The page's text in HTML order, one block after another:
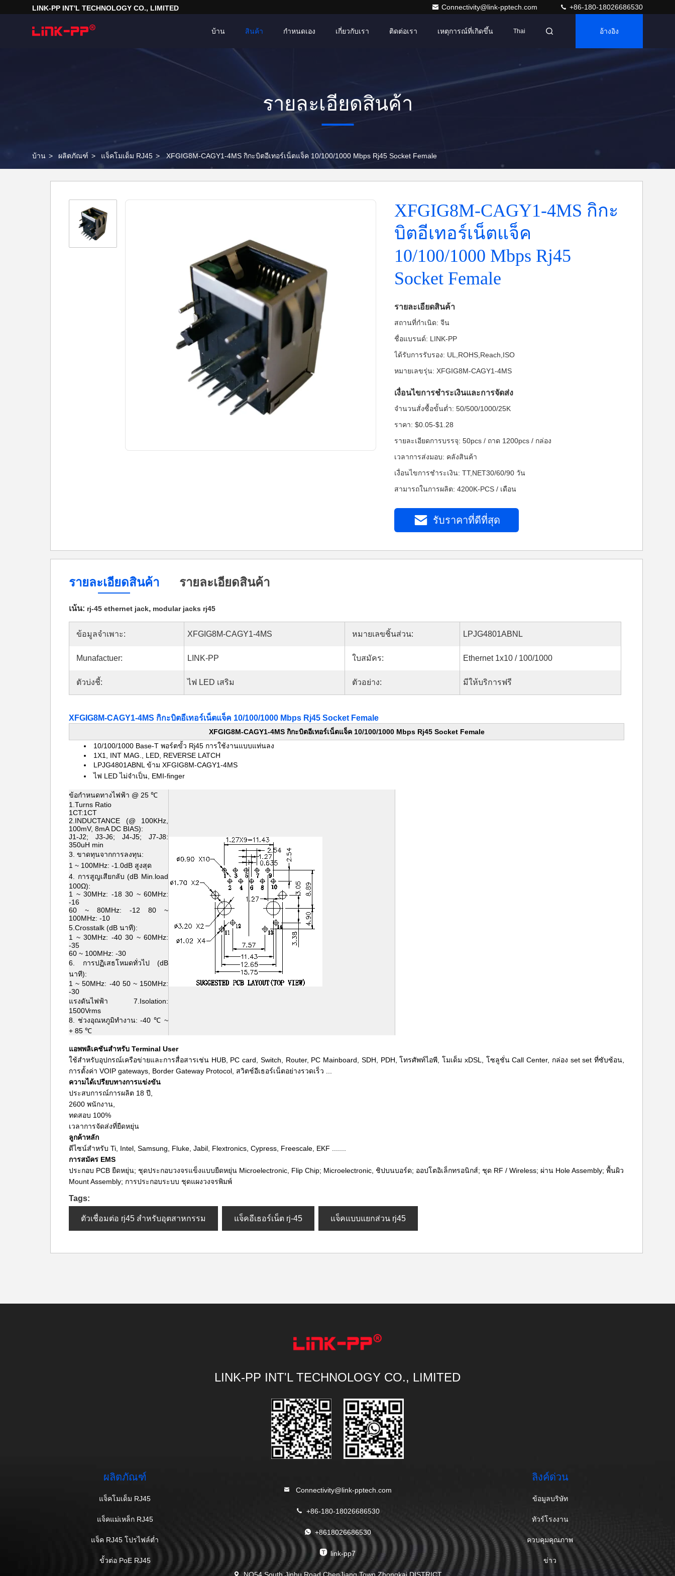
LINK-PP INT'L TECHNOLOGY CO., LIMITED Connectivity@link-pptech.com +86-180-18026686530
บ้าน สินค้า เกี่ยวกับเรา ติดต่อเรา เหตุการณ์ที่เกิดขึ้น
กำหนดเอง Thai อ้างอิง
รายละเอียดสินค้า
บ้าน > ผลิตภัณฑ์ > แจ็คโมเด็ม RJ45 > XFGIG8M-CAGY1-4MS กิกะบิตอีเทอร์เน็ตแจ็ค 10/100/1000 Mbps Rj45 Socket Female
XFGIG8M-CAGY1-4MS กิกะ
บิตอีเทอร์เน็ตแจ็ค
10/100/1000 Mbps Rj45
Socket Female
รายละเอียดสินค้า
สถานที่กำเนิด: จีน
ชื่อแบรนด์: LINK-PP
ได้รับการรับรอง: UL,ROHS,Reach,ISO
หมายเลขรุ่น: XFGIG8M-CAGY1-4MS
เงื่อนไขการชำระเงินและการจัดส่ง
จำนวนสั่งซื้อขั้นต่ำ: 50/500/1000/25K
ราคา: $0.05-$1.28
รายละเอียดการบรรจุ: 50pcs / ถาด 1200pcs / กล่อง
เวลาการส่งมอบ: คลังสินค้า
เงื่อนไขการชำระเงิน: TT,NET30/60/90 วัน
สามารถในการผลิต: 4200K-PCS / เดือน
รับราคาที่ดีที่สุด
รายละเอียดสินค้า รายละเอียดสินค้า
เน้น: rj-45 ethernet jack, modular jacks rj45
ข้อมูลจำเพาะ: XFGIG8M-CAGY1-4MS หมายเลขชิ้นส่วน: LPJG4801ABNL
Munafactuer: LINK-PP ใบสมัคร: Ethernet 1x10 / 100/1000
ตัวบ่งชี้: ไฟ LED เสริม ตัวอย่าง: มีให้บริการฟรี
XFGIG8M-CAGY1-4MS กิกะบิตอีเทอร์เน็ตแจ็ค 10/100/1000 Mbps Rj45 Socket Female
XFGIG8M-CAGY1-4MS กิกะบิตอีเทอร์เน็ตแจ็ค 10/100/1000 Mbps Rj45 Socket Female
10/100/1000 Base-T พอร์ตขั้ว Rj45 การใช้งานแบบแท่นลง
1X1, INT MAG., LED, REVERSE LATCH
LPJG4801ABNL ข้าม XFGIG8M-CAGY1-4MS
ไฟ LED ไม่จำเป็น, EMI-finger
ข้อกำหนดทางไฟฟ้า @ 25 ℃
1.Turns Ratio
1CT:1CT
2.INDUCTANCE (@ 100KHz,
100mV, 8mA DC BIAS):
J1-J2; J3-J6; J4-J5; J7-J8:
350uH min
3. ขาดทุนจากการลงทุน:
1 ~ 100MHz: -1.0dB สูงสุด
4. การสูญเสียกลับ (dB Min.load
100Ω):
1 ~ 30MHz: -18 30 ~ 60MHz:
-16
60 ~ 80MHz: -12 80 ~
100MHz: -10
5.Crosstalk (dB นาที):
1 ~ 30MHz: -40 30 ~ 60MHz:
-35
60 ~ 100MHz: -30
6. การปฏิเสธโหมดทั่วไป (dB
นาที):
1 ~ 50MHz: -40 50 ~ 150MHz:
-30
แรงดันไฟฟ้า 7.Isolation:
1500Vrms
8. ช่วงอุณหภูมิทำงาน: -40 ℃ ~
+ 85 ℃
แอพพลิเคชันสำหรับ Terminal User
ใช้สำหรับอุปกรณ์เครือข่ายและการสื่อสารเช่น HUB, PC card, Switch, Router, PC Mainboard, SDH, PDH, โทรศัพท์ไอพี, โมเด็ม xDSL,
โซลูชั่น Call Center, กล่อง set set ที่ซับซ้อน,
การตั้งค่า VOIP gateways, Border Gateway Protocol, สวิตช์อีเธอร์เน็ตอย่างรวดเร็ว ...
ความได้เปรียบทางการแข่งขัน
ประสบการณ์การผลิต 18 ปี,
2600 พนักงาน,
ทดสอบ 100%
เวลาการจัดส่งที่ยืดหยุ่น
ลูกค้าหลัก
ดีไซน์สำหรับ Ti, Intel, Samsung, Fluke, Jabil, Flextronics, Cypress, Freescale, EKF .......
การสมัคร EMS
ประกอบ PCB ยืดหยุ่น; ชุดประกอบวงจรแข็งแบบยืดหยุ่น Microelectronic, Flip Chip; Microelectronic, ชิปบนบอร์ด; ออปโตอิเล็กทรอนิกส์; ชุด RF / Wireless; ผ่าน Hole Assembly; พื้นผิว
Mount Assembly; การประกอบระบบ ชุดแผงวงจรพิมพ์
Tags:
ตัวเชื่อมต่อ rj45 สำหรับอุตสาหกรรม แจ็คอีเธอร์เน็ต rj-45 แจ็คแบบแยกส่วน rj45
LINK-PP INT'L TECHNOLOGY CO., LIMITED
ผลิตภัณฑ์
แจ็คโมเด็ม RJ45
แจ็คแม่เหล็ก RJ45
แจ็ค RJ45 โปรไฟล์ต่ำ
ขั้วต่อ PoE RJ45
Connectivity@link-pptech.com
+86-180-18026686530
+8618026686530
link-pp7
ลิงค์ด่วน
ข้อมูลบริษัท
ทัวร์โรงงาน
ควบคุมคุณภาพ
ข่าว